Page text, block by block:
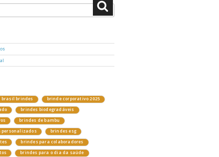
Pesquisar
brasil brindes
brinde corporativo 2025
brindes biodegradáveis
brindes de bambu
personalizados
brindes esg
brindes para colaboradores
brindes para o dia da saúde